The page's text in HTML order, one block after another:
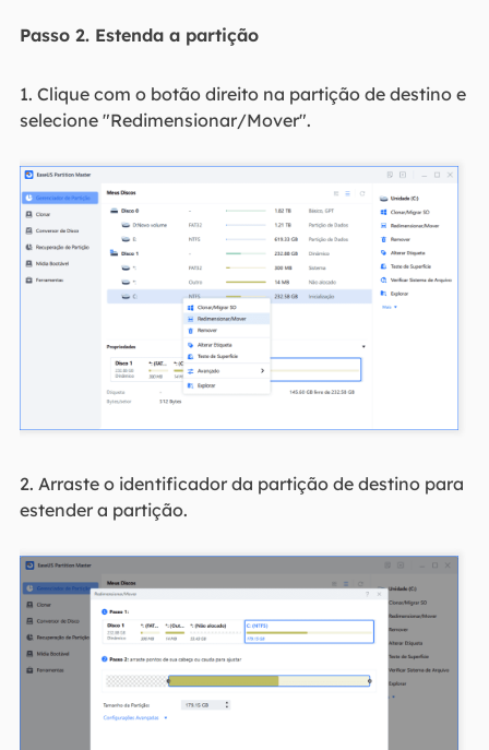
Passo 2. Estenda a partição
1. Clique com o botão direito na partição de destino e
selecione "Redimensionar/Mover".
2. Arraste o identificador da partição de destino para
estender a partição.